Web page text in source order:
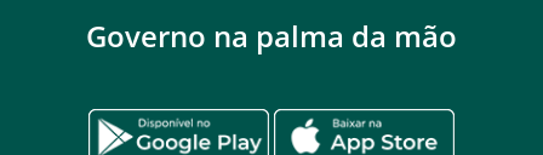
Governo na palma da mão